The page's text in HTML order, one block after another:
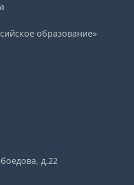
образование»
д.22